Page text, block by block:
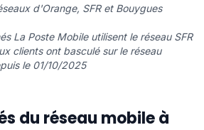
d'Orange, SFR et Bouygues
La Poste Mobile utilisent le réseau SFR
clients ont basculé sur le réseau
le 01/10/2025
du réseau mobile à